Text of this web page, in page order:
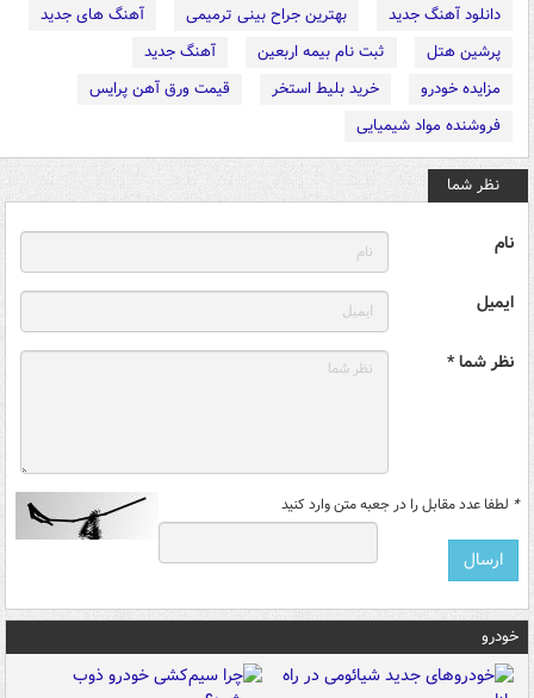
دانلود آهنگ جدید
بهترین جراح بینی ترمیمی
آهنگ های جدید
پرشین هتل
ثبت نام بیمه اربعین
آهنگ جدید
مزایده خودرو
خرید بلیط استخر
قیمت ورق آهن پرایس
فروشنده مواد شیمیایی
نظر شما
نام
ایمیل
نظر شما *
* لطفا عدد مقابل را در جعبه متن وارد کنید
خودرو